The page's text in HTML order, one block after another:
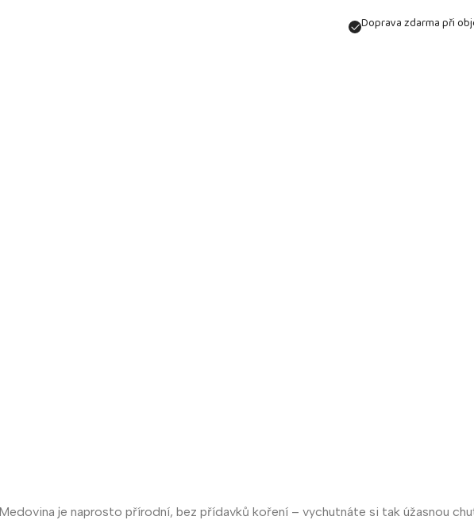
Doprava zdarma při
je naprosto přírodní, bez přídavků koření – vychutnáte si tak úžasnou